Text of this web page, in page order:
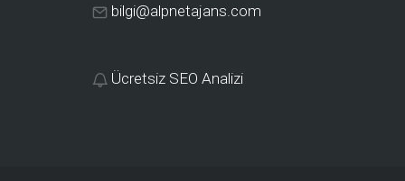
bilgi@alpnetajans.com
Ücretsiz SEO Analizi